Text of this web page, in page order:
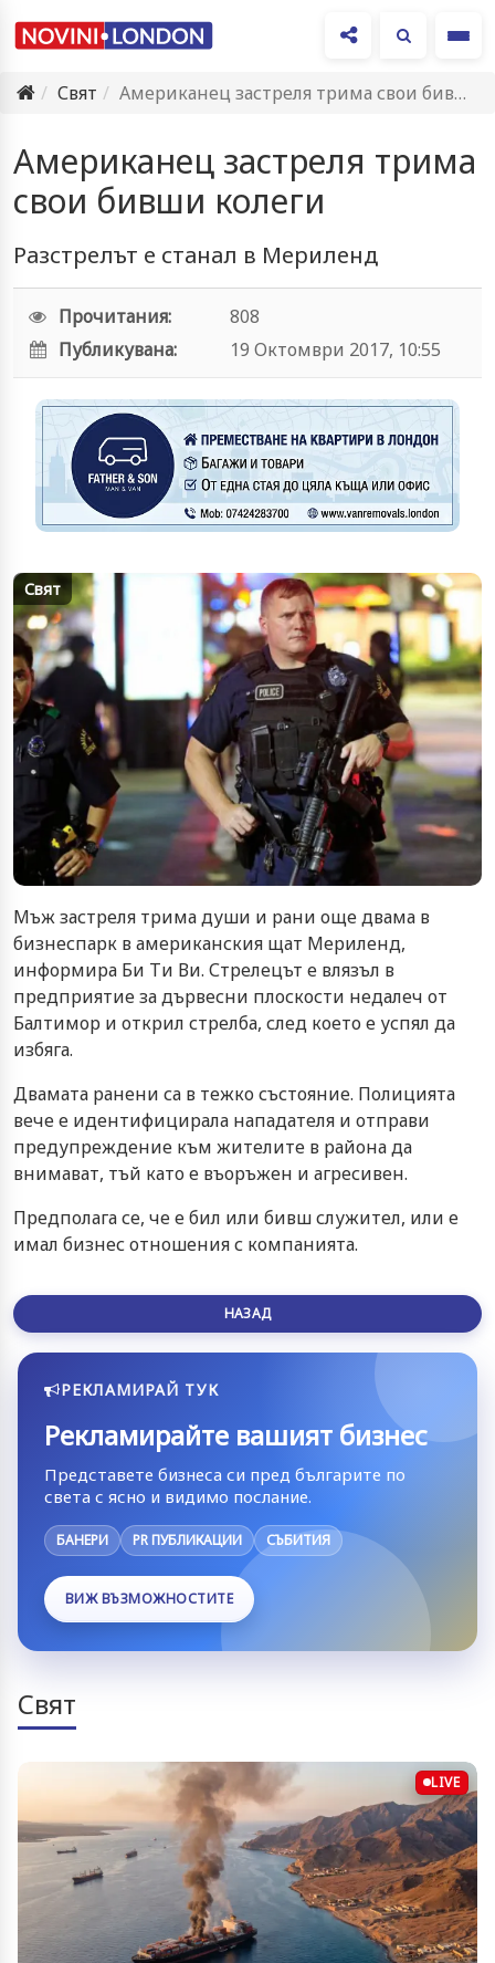
Свят
Американец застреля трима свои бивши колеги
Американец застреля трима
свои бивши колеги
Разстрелът е станал в Мериленд
Прочитания:
808
Публикувана:
19 Октомври 2017, 10:55
Свят
Мъж застреля трима души и рани още двама в
бизнеспарк в американския щат Мериленд,
информира Би Ти Ви. Стрелецът е влязъл в
предприятие за дървесни плоскости недалеч от
Балтимор и открил стрелба, след което е успял да
избяга.
Двамата ранени са в тежко състояние. Полицията
вече е идентифицирала нападателя и отправи
предупреждение към жителите в района да
внимават, тъй като е въоръжен и агресивен.
Предполага се, че е бил или бивш служител, или е
имал бизнес отношения с компанията.
НАЗАД
РЕКЛАМИРАЙ ТУК
Рекламирайте вашият бизнес
Представете бизнеса си пред българите по
света с ясно и видимо послание.
БАНЕРИ PR ПУБЛИКАЦИИ СЪБИТИЯ
ВИЖ ВЪЗМОЖНОСТИТЕ
Свят
LIVE